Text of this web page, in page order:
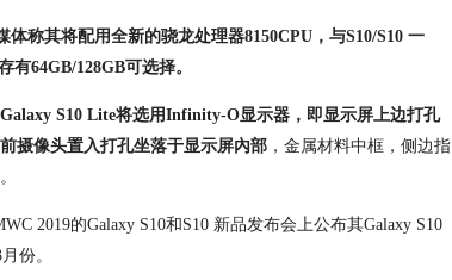
体称其将配用全新的骁龙处理器8150CPU，与S10/S10 一
有64GB/128GB可选择。
S10 Lite将选用Infinity-O显示器，即显示屏上边打孔
摄像头置入打孔坐落于显示屏內部 ，金属材料中框，侧边指
2019的Galaxy S10和S10 新品发布会上公布其Galaxy S10
份。